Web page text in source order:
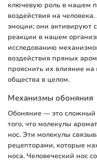
ключевую роль в нашем
воздействия на
эмоции; они активируют
реакции в нашем
исследованию
воздействия пряных
прояснить их влияние на
общества в целом.
Механизмы обоняния
Обоняние — это сложный
того, что молекулы
нос. Эти молекулы
рецепторами, которые
носа. Человеческий нос